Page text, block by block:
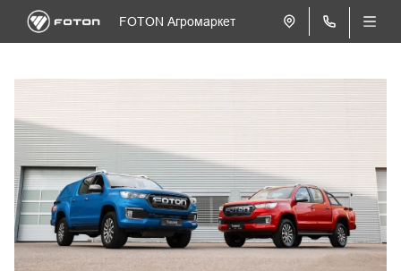
FOTON Агромаркет